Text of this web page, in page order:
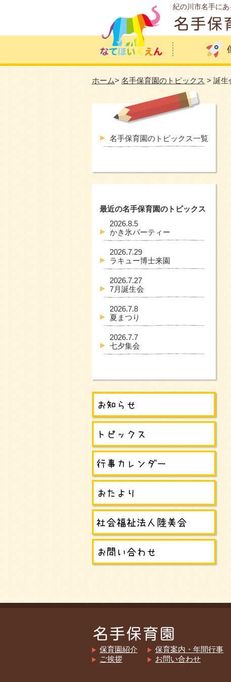
紀の川市名手に
ホーム> 名手保育園のトピックス > 誕生
名手保育園のトピックス一覧
最近の名手保育園のトピックス
2026.8.5
かき氷パーティー
2026.7.29
ラキュー博士来園
2026.7.27
7月誕生会
2026.7.8
夏まつり
2026.7.7
七夕集会
保育園紹介
ご挨拶
保育案内・年間行事
お問い合わせ